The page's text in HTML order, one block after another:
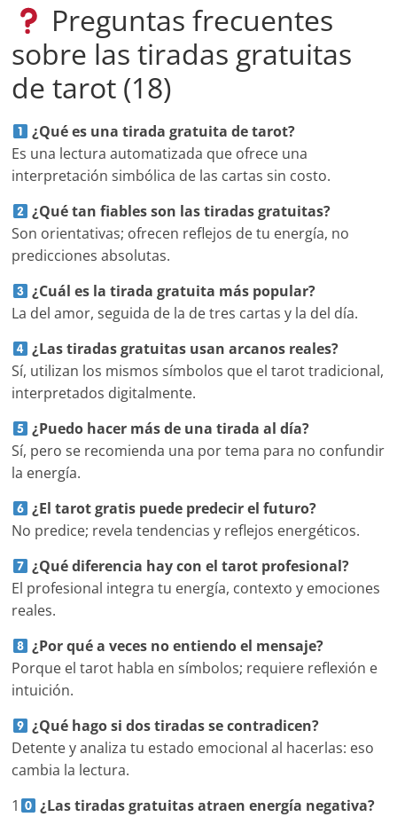
Preguntas frecuentes
sobre las tiradas gratuitas
de tarot (18)
¿Qué es una tirada gratuita de tarot?
Es una lectura automatizada que ofrece una
interpretación simbólica de las cartas sin costo.
¿Qué tan fiables son las tiradas gratuitas?
Son orientativas; ofrecen reflejos de tu energía, no
predicciones absolutas.
¿Cuál es la tirada gratuita más popular?
La del amor, seguida de la de tres cartas y la del día.
¿Las tiradas gratuitas usan arcanos reales?
Sí, utilizan los mismos símbolos que el tarot tradicional,
interpretados digitalmente.
¿Puedo hacer más de una tirada al día?
Sí, pero se recomienda una por tema para no confundir
la energía.
¿El tarot gratis puede predecir el futuro?
No predice; revela tendencias y reflejos energéticos.
¿Qué diferencia hay con el tarot profesional?
El profesional integra tu energía, contexto y emociones
reales.
¿Por qué a veces no entiendo el mensaje?
Porque el tarot habla en símbolos; requiere reflexión e
intuición.
¿Qué hago si dos tiradas se contradicen?
Detente y analiza tu estado emocional al hacerlas: eso
cambia la lectura.
1
¿Las tiradas gratuitas atraen energía negativa?